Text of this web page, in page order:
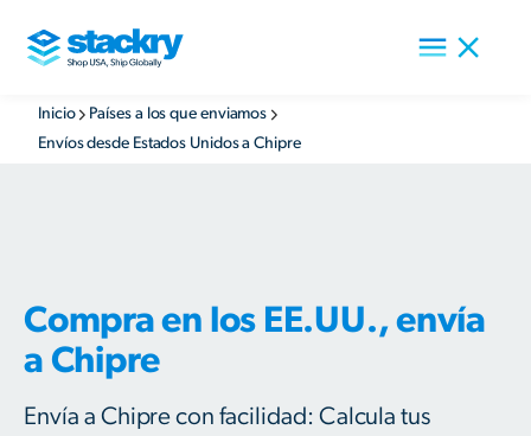
Inicio
Países a los que enviamos
Envíos desde Estados Unidos a Chipre
Compra en los EE.UU., envía
a Chipre
Envía a Chipre con facilidad: Calcula tus